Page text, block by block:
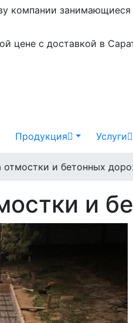
компании
цене с доставкой в
Продукция Услуги
отмостки и бетонных
и